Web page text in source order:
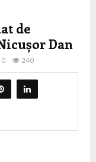
de
Dan
0 240